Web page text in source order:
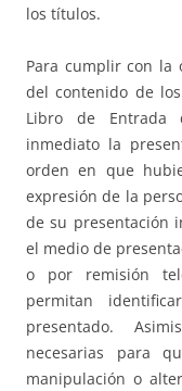
los títulos.
Para cumplir con la
del contenido de
Libro de Entrada
inmediato la
orden en que
expresión de la
de su presentación
el medio de
o por remisión
permitan
presentado.
necesarias para
manipulación o